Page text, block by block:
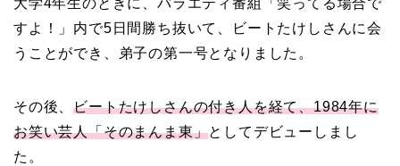
大学4年生のときに、バラエティ番組「笑ってる場合で
すよ！」内で5日間勝ち抜いて、ビートたけしさんに会
うことができ、弟子の第一号となりました。
その後、ビートたけしさんの付き人を経て、1984年に
お笑い芸人「そのまんま東」としてデビューしまし
た。